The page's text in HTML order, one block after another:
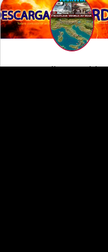
Frontline World